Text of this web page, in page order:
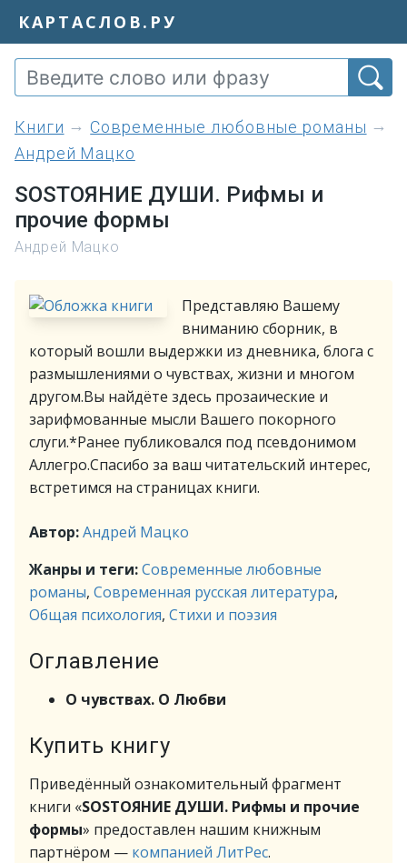
КАРТАСЛОВ.РУ
книги
Современные любовные романы
Андрей Мацко
SOSТОЯНИЕ ДУШИ. Рифмы и
прочие формы
Андрей Мацко
Представляю Вашему
вниманию сборник, в
который вошли выдержки из дневника, блога с
размышлениями о чувствах, жизни и многом
другом.Вы найдёте здесь прозаические и
зарифмованные мысли Вашего покорного
слуги.*Ранее публиковался под псевдонимом
Аллегро.Спасибо за ваш читательский интерес,
встретимся на страницах книги.
Автор:Андрей Мацко
Жанры и теги:Современные любовные
романы, Современная русская литература,
Общая психология, Стихи и поэзия
Оглавление
О чувствах. О Любви
Купить книгу
Приведённый ознакомительный фрагмент
книги «SOSТОЯНИЕ ДУШИ. Рифмы и прочие
формы» предоставлен нашим книжным
партнёром — компанией ЛитРес.